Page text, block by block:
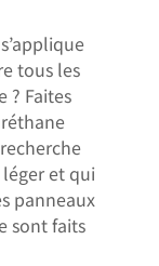
tous les
? Faites
et qui
panneaux
sont faits